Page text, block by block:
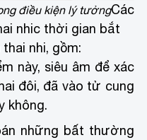
điều kiện lý tưởngCác
nhic thời gian bắt
nhi, gồm:
này, siêu âm để xác
đôi, đã vào tử cung
không.
những bất thường